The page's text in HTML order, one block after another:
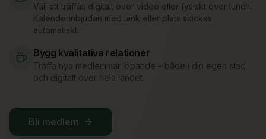
Välj att träffas digitalt över video eller fysiskt över lunch.
Kalenderinbjudan med länk eller plats skickas
automatiskt.
Bygg kvalitativa relationer
Träffa nya medlemmar löpande – både i din egen stad
och digitalt över hela landet.
Bli medlem